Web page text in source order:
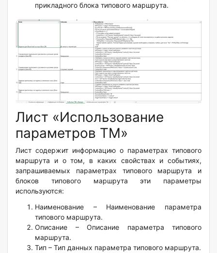
прикладного блока типового маршрута.
Лист «Использование
параметров ТМ»
Лист содержит информацию о параметрах типового
маршрута и о том, в каких свойствах и событиях,
запрашиваемых параметрах типового маршрута и
блоков типового маршрута эти параметры
используются:
Наименование – Наименование параметра
типового маршрута.
Описание – Описание параметра типового
маршрута.
Тип – Тип данных параметра типового маршрута.